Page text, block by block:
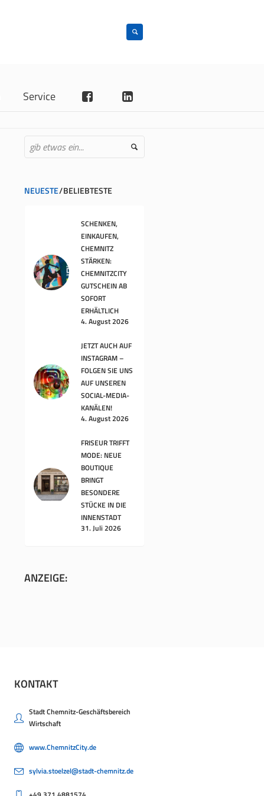
Service
NEUESTE BELIEBTESTE
SCHENKEN,
EINKAUFEN,
CHEMNITZ
STÄRKEN:
CHEMNITZCITY
GUTSCHEIN AB
SOFORT
ERHÄLTLICH
4. August 2026
JETZT AUCH AUF
INSTAGRAM –
FOLGEN SIE UNS
AUF UNSEREN
SOCIAL-MEDIA-
KANÄLEN!
4. August 2026
FRISEUR TRIFFT
MODE: NEUE
BOUTIQUE
BRINGT
BESONDERE
STÜCKE IN DIE
INNENSTADT
31. Juli 2026
ANZEIGE:
KONTAKT
Stadt Chemnitz-Geschäftsbereich
Wirtschaft
www.ChemnitzCity.de
sylvia.stoelzel@stadt-chemnitz.de